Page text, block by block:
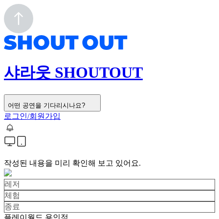
샤라웃 SHOUTOUT
어떤 공연을 기다리시나요?
로그인/회원가입
작성된 내용을 미리 확인해 보고 있어요.
레저
체험
종료
플레이월드 용인점